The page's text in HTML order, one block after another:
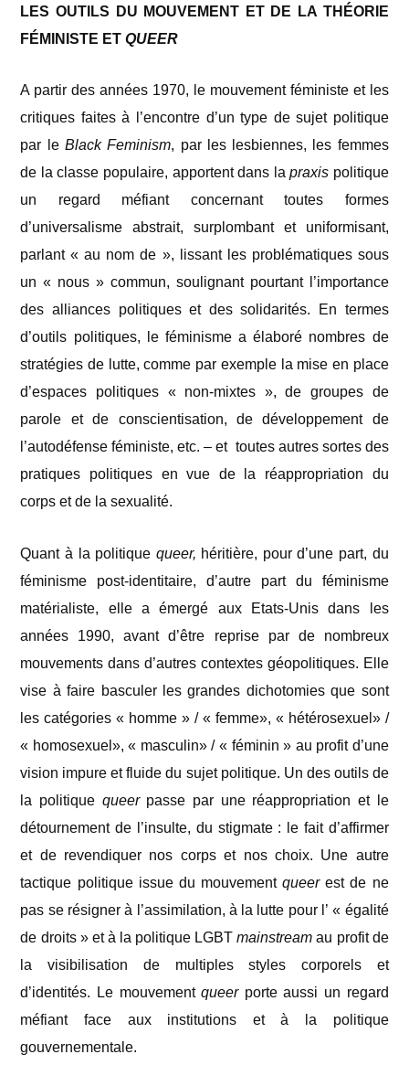
LES OUTILS DU MOUVEMENT ET DE LA THÉORIE
FÉMINISTE ETQUEER
A partir des années 1970, le mouvement féministe et les
critiques faites à l’encontre d’un type de sujet politique
par le Black Feminism, par les lesbiennes, les femmes
de la classe populaire, apportent dans lapraxis politique
un regard méfiant concernant toutes formes
d’universalisme abstrait, surplombant et uniformisant,
parlant « au nom de », lissant les problématiques sous
un « nous » commun, soulignant pourtant l’importance
des alliances politiques et des solidarités. En termes
d’outils politiques, le féminisme a élaboré nombres de
stratégies de lutte, comme par exemple la mise en place
d’espaces politiques « non-mixtes », de groupes de
parole et de conscientisation, de développement de
l’autodéfense féministe, etc. – et toutes autres sortes des
pratiques politiques en vue de la réappropriation du
corps et de la sexualité.
Quant à la politique queer, héritière, pour d’une part, du
féminisme post-identitaire, d’autre part du féminisme
matérialiste, elle a émergé aux Etats-Unis dans les
années 1990, avant d’être reprise par de nombreux
mouvements dans d’autres contextes géopolitiques. Elle
vise à faire basculer les grandes dichotomies que sont
les catégories « homme » / « femme», « hétérosexuel» /
« homosexuel», « masculin» / « féminin » au profit d’une
vision impure et fluide du sujet politique. Un des outils de
la politique queerpasse par une réappropriation et le
détournement de l’insulte, du stigmate : le fait d’affirmer
et de revendiquer nos corps et nos choix. Une autre
tactique politique issue du mouvementqueerest de ne
pas se résigner à l’assimilation, à la lutte pour l’ « égalité
de droits » et à la politique LGBTmainstream au profit de
la visibilisation de multiples styles corporels et
d’identités. Le mouvementqueerporte aussi un regard
méfiant face aux institutions et à la politique
gouvernementale.